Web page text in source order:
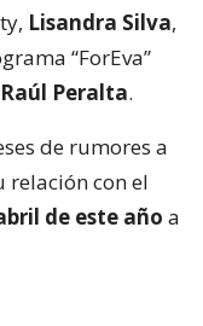
Lisandra Silva,
“ForEva”
Peralta.
de rumores a
relación con el
de este año a